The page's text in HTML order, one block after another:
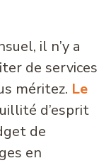
il n’y a
de services
méritez. Le
d’esprit
de
en